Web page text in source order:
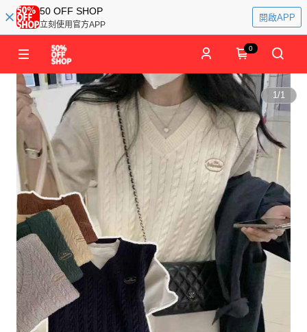
50 OFF SHOP
立刻使用官方APP
開啟APP
0
1/1